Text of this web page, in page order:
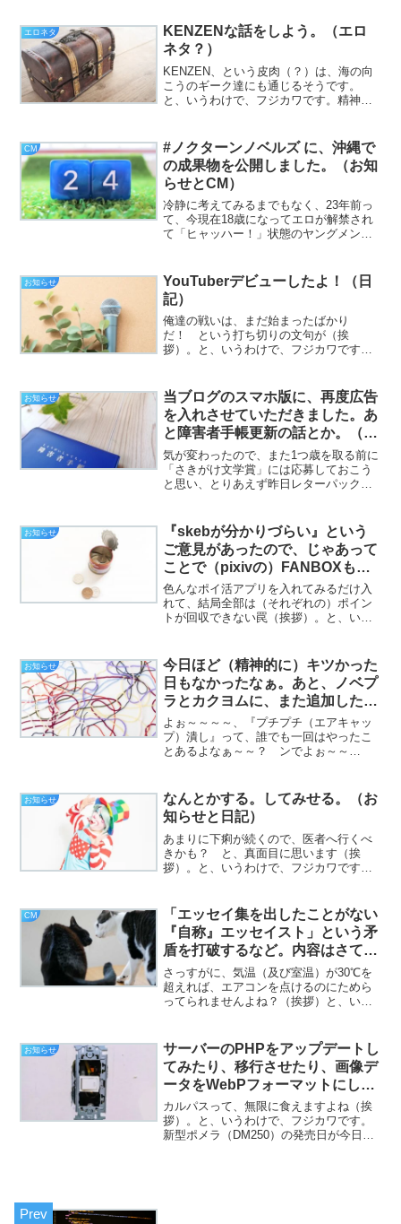
ごしでしょうか。さて、タ...
エロネタ
KENZENな話をしよう。（エロ
ネタ？）
KENZEN、という皮肉（？）は、海の向
こうのギーク達にも通じるそうです。
と、いうわけで、フジカワです。精神的
ば、3種類の糖尿病治療法を併用している
ことに、今さらなが...
CM
#ノクターンノベルズ に、沖縄で
の成果物を公開しました。（お知
らせとCM）
冷静に考えてみるまでもなく、23年前っ
て、今現在18歳になってエロが解禁され
て「ヒャッハー！」状態のヤングメンズ
もはや電車通勤はしないと思われるの
で、PiTaPaを解約...
お知らせ
YouTuberデビューしたよ！（日
記）
俺達の戦いは、まだ始まったばかり
だ！ という打ち切りの文句が（挨
拶）。と、いうわけで、フジカワです。
に心配になる日曜日、皆様いかがお過ご
しでしょうか。今日のエントリは、...
お知らせ
当ブログのスマホ版に、再度広告
を入れさせていただきました。あ
と障害者手帳更新の話とか。（お
知らせと日記）
気が変わったので、また1つ歳を取る前に
「さきがけ文学賞」には応募しておこう
と思い、とりあえず昨日レターパックプ
電波を受信してしまい、エポスカードに
再申し込みしたら予想通...
お知らせ
『skebが分かりづらい』という
ご意見があったので、じゃあって
ことで（pixivの）FANBOXも始
めてみました。（お知らせと日
記）
色んなポイ活アプリを入れてみるだけ入
れて、結局全部は（それぞれの）ポイン
トが回収できない罠（挨拶）。と、いう
比プラス0.1%だったのはいいとして、検
査項目の都合で会...
お知らせ
今日ほど（精神的に）キツかった
日もなかったなぁ。あと、ノベプ
ラとカクヨムに、また追加した
話。（お知らせと日記）
よぉ～～～～、『プチプチ（エアキャッ
プ）潰し』って、誰でも一回はやったこ
とあるよなぁ～～？ ンでよぉ～～
～～～？ それに近（ちけ）ぇ心境が味
わえるのもよぉ～～～～、ある...
お知らせ
なんとかする。してみせる。（お
知らせと日記）
あまりに下痢が続くので、医者へ行くべ
きかも？ と、真面目に思います（挨
拶）。と、いうわけで、フジカワです。
がお過ごしでしょうか。今日のエントリ
は、「やるの！」とかいった...
CM
「エッセイ集を出したことがない
『自称』エッセイスト」という矛
盾を打破するなど。内容はさてお
き（待てやコラ）。（CM）
さっすがに、気温（及び室温）が30℃を
超えれば、エアコンを点けるのにためら
ってられませんよね？（挨拶）と、いう
これこういう状況で困っています」と言
う訴えを、「でも、なん...
お知らせ
サーバーのPHPをアップデートし
てみたり、移行させたり、画像デ
ータをWebPフォーマットにした
り。んで結局諦めた。（お知ら
せ）
カルパスって、無限に食えますよね（挨
拶）。と、いうわけで、フジカワです。
新型ポメラ（DM250）の発売日が今日で